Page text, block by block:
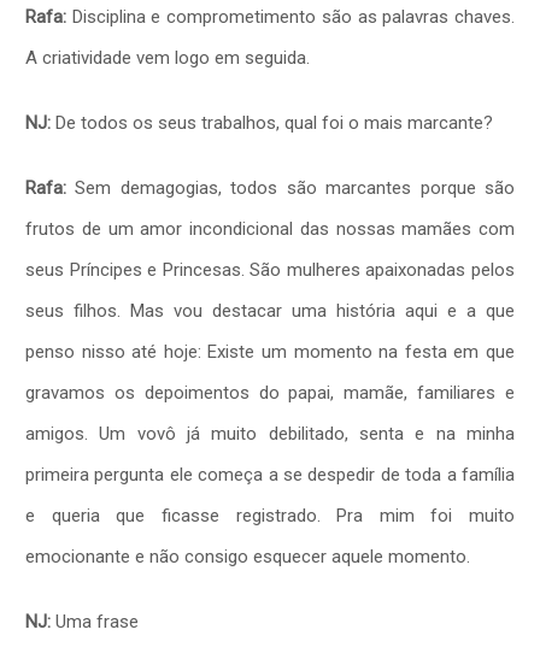
Rafa: Disciplina e comprometimento são as palavras chaves.
A criatividade vem logo em seguida.
NJ: De todos os seus trabalhos, qual foi o mais marcante?
Rafa: Sem demagogias, todos são marcantes porque são
frutos de um amor incondicional das nossas mamães com
seus Príncipes e Princesas. São mulheres apaixonadas pelos
seus filhos. Mas vou destacar uma história aqui e a que
penso nisso até hoje: Existe um momento na festa em que
gravamos os depoimentos do papai, mamãe, familiares e
amigos. Um vovô já muito debilitado, senta e na minha
primeira pergunta ele começa a se despedir de toda a família
e queria que ficasse registrado. Pra mim foi muito
emocionante e não consigo esquecer aquele momento.
NJ: Uma frase